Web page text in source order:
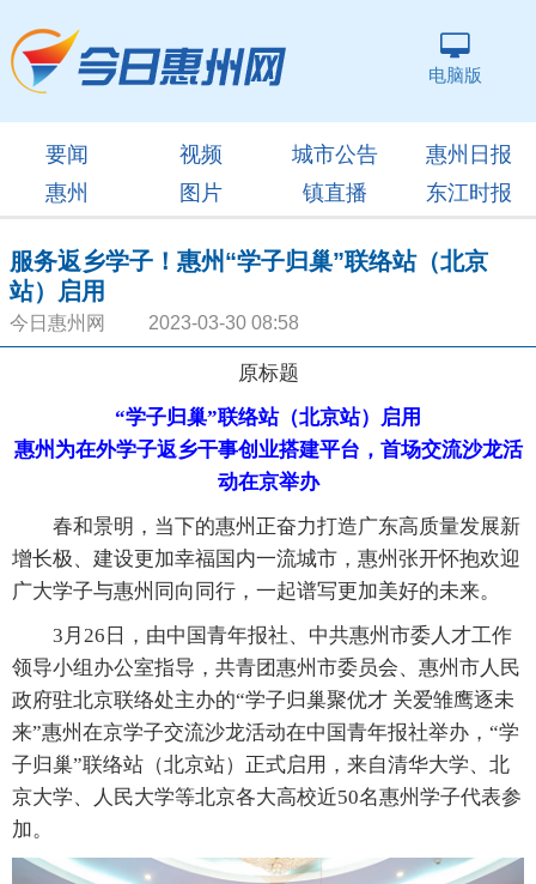
电脑版
要闻 视频 城市公告
惠州日报
惠州
图片 镇直播 东江时报
服务返乡学子！惠州“学子归巢”联络站（北京
站）启用
今日惠州网 2023-03-30 08:58
原标题
“学子归巢”联络站（北京站）启用
惠州为在外学子返乡干事创业搭建平台，首场交流沙龙活
动在京举办
春和景明，当下的惠州正奋力打造广东高质量发展新
增长极、建设更加幸福国内一流城市，惠州张开怀抱欢迎
广大学子与惠州同向同行，一起谱写更加美好的未来。
3月26日，由中国青年报社、中共惠州市委人才工作
领导小组办公室指导，共青团惠州市委员会、惠州市人民
政府驻北京联络处主办的“学子归巢聚优才 关爱雏鹰逐未
来”惠州在京学子交流沙龙活动在中国青年报社举办，“学
子归巢”联络站（北京站）正式启用，来自清华大学、北
京大学、人民大学等北京各大高校近50名惠州学子代表参
加。